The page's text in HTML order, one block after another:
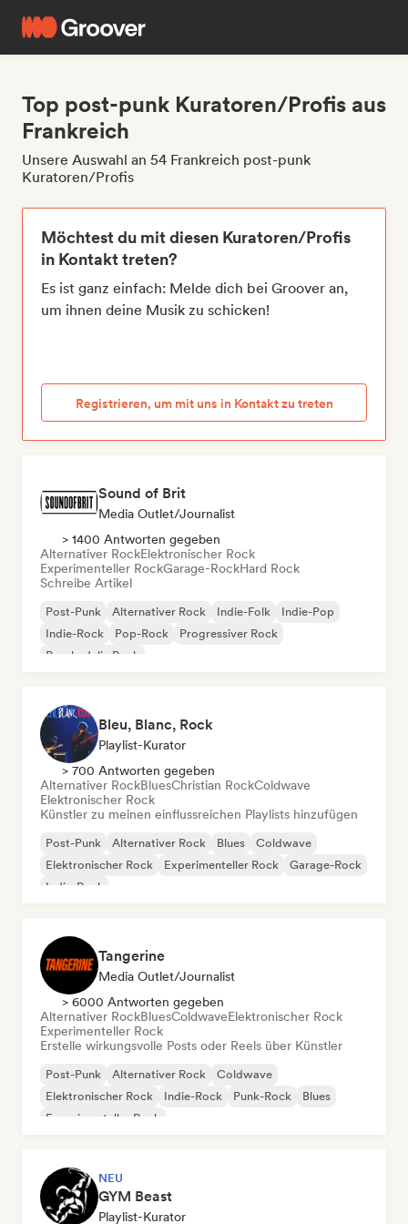
Top post-punk Kuratoren/Profis aus
Frankreich
Unsere Auswahl an 54 Frankreich post-punk
Kuratoren/Profis
Möchtest du mit diesen Kuratoren/Profis
in Kontakt treten?
Es ist ganz einfach: Melde dich bei Groover an,
um ihnen deine Musik zu schicken!
Registrieren, um mit uns in Kontakt zu treten
Sound of Brit
Media Outlet/Journalist
> 1400 Antworten gegeben
Alternativer RockElektronischer Rock
Experimenteller RockGarage-RockHard Rock
Schreibe Artikel
Post-Punk Alternativer Rock Indie-Folk
Indie-Pop
Indie-Rock
Pop-Rock
Progressiver Rock
Psychedelic Rock
Bleu, Blanc, Rock
Playlist-Kurator
> 700 Antworten gegeben
Alternativer RockBluesChristian RockColdwave
Elektronischer Rock
Künstler zu meinen einflussreichen Playlists hinzufügen
Post-Punk Alternativer Rock Blues
Coldwave
Elektronischer Rock
Experimenteller Rock
Garage-Rock
Indie-Rock
Tangerine
Media Outlet/Journalist
> 6000 Antworten gegeben
Alternativer RockBluesColdwaveElektronischer Rock
Experimenteller Rock
Erstelle wirkungsvolle Posts oder Reels über Künstler
Post-Punk Alternativer Rock
Coldwave
Elektronischer Rock
Indie-Rock Punk-Rock
Blues
Experimenteller Rock
NEU
GYM Beast
Playlist-Kurator